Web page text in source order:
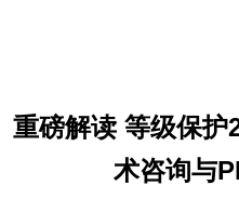
重磅解读 等级保护
术咨询与